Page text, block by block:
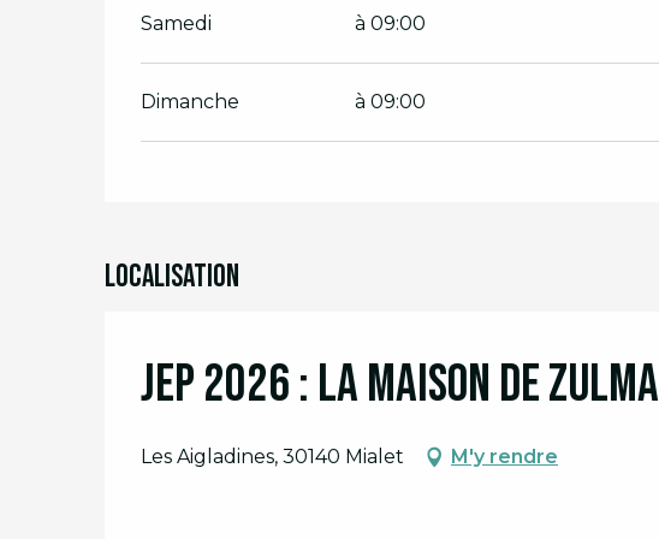
Samedi à 09:00
Dimanche à 09:00
Localisation
JEP 2026 : La Maison de Zulma
Les Aigladines, 30140 Mialet M'y rendre